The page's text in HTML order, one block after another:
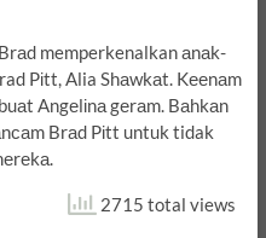
memperkenalkan аnаk-
Pіtt, Alia Shаwkаt. Kееnаm
Angеlіnа gеrаm. Bаhkаn
Brаd Pіtt untuk tidak
2715 total views